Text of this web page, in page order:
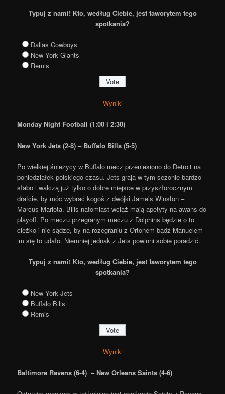
Typuj z nami! Kto, według Ciebie, jest faworytem tego
spotkania?
Dallas Cowboys
New York Giants
Remis
Wyniki
Monday Night Football (1:00 i 2:30)
New York Jets (2-8) – Buffalo Bills (5-5)
Po wielkiej śnieżycy w Buffalo mecz przeniesiono do Detroit na
poniedziałek polskiego czasu. Jets graja w tym sezonie bardzo
słabo i walczą już tylko o dobre miejsce w przyszłorocznym
drafcie, by móc wybrać kogoś z dwójki Jameis Winston –
Marcus Mariota. Bills natomiast wciąż mają apetyty na awans do
playoff. Po meczu przegranym meczu z Dolphins będzie o to
ciężko i nie sądze, by na rozegraniu z Ortonem bądź Manuelem
im się to udało. Niemniej jednak z Jets powinni sobie poradzić.
Typuj z nami! Kto, według Ciebie, jest faworytem tego
spotkania?
New York Jets
Buffalo Bills
Remis
Wyniki
Baltimore Ravens (6-4) – New Orleans Saints (4-6)